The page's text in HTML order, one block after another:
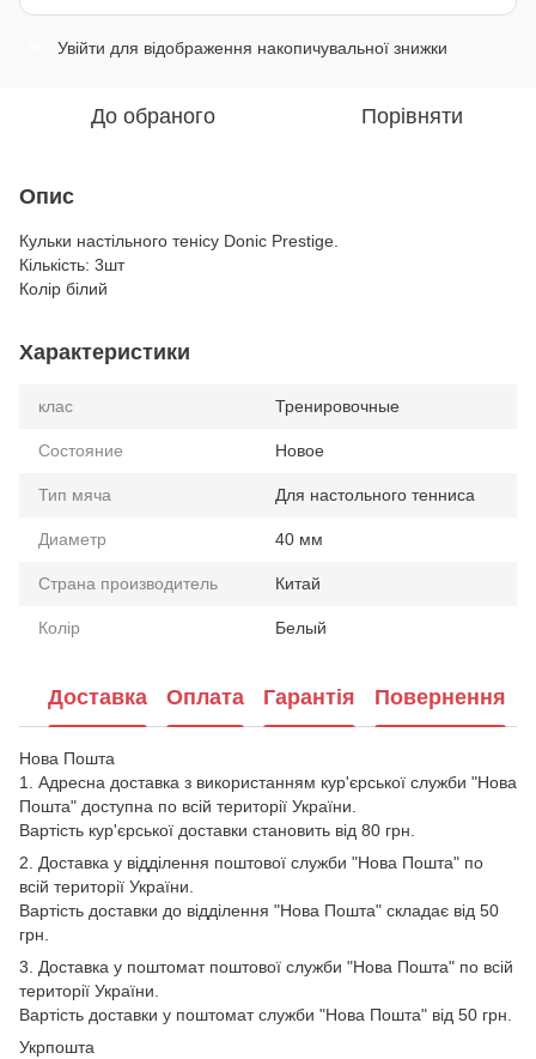
Увійти для відображення накопичувальної знижки
До обраного Порівняти
Опис
Кульки настільного тенісу Donic Prestige.
Кількість: 3шт
Колір білий
Характеристики
клас Тренировочные
Состояние Новое
Тип мяча Для настольного тенниса
Диаметр 40 мм
Страна производитель Китай
Колір Белый
Доставка Оплата Гарантія Повернення
Нова Пошта
1. Адресна доставка з використанням кур'єрської служби "Нова
Пошта" доступна по всій території України.
Вартість кур'єрської доставки становить від 80 грн.
2. Доставка у відділення поштової служби "Нова Пошта" по
всій території України.
Вартість доставки до відділення "Нова Пошта" складає від 50
грн.
3. Доставка у поштомат поштової служби "Нова Пошта" по всій
території України.
Вартість доставки у поштомат служби "Нова Пошта" від 50 грн.
Укрпошта